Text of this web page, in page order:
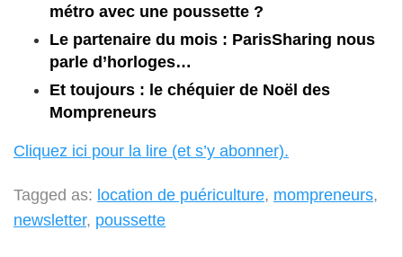
métro avec une poussette ?
Le partenaire du mois : ParisSharing nous
parle d’horloges…
Et toujours : le chéquier de Noël des
Mompreneurs
Cliquez ici pour la lire (et s’y abonner).
Tagged as: location de puériculture, mompreneurs,
newsletter, poussette